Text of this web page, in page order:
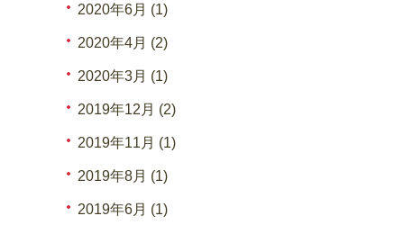
2020年6月 (1)
2020年4月 (2)
2020年3月 (1)
2019年12月 (2)
2019年11月 (1)
2019年8月 (1)
2019年6月 (1)